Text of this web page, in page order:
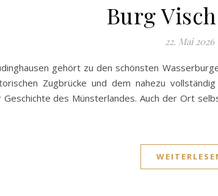
Burg
22. Mai 2026
gehört zu den schönsten
Zugbrücke und dem nahezu
des Münsterlandes. Auch der Ort